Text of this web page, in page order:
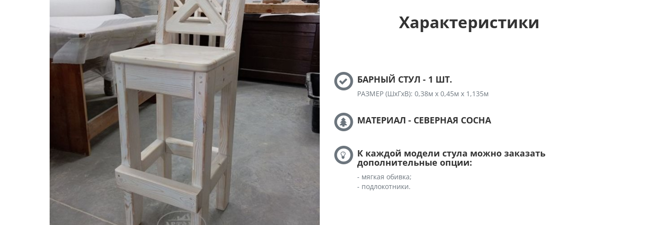
Характеристики
БАРНЫЙ СТУЛ - 1 ШТ.
РАЗМЕР (ШхГхВ): 0,38м х 0,45м х 1,135м
МАТЕРИАЛ - СЕВЕРНАЯ СОСНА
К каждой модели стула можно заказать
дополнительные опции:
- мягкая обивка;
- подлокотники.